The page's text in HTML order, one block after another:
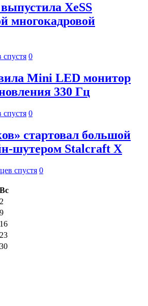
XeSS
многокадровой
спустя 0
Mini LED монитор
330 Гц
спустя 0
стартовал большой
шутером Stalcraft X
спустя 0
Вс
2
9
16
23
30